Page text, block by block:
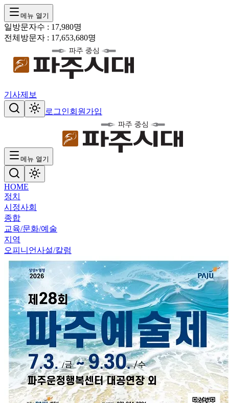
메뉴 열기
일방문자수 : 17,980명
전체방문자 : 17,653,680명
기사제보
로그인회원가입
메뉴 열기
HOME
정치
시정사회
종합
교육/문화/예술
지역
오피니언사설/칼럼